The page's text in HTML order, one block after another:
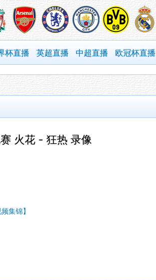
杯直播 英超直播 中超直播 欧冠杯直播
火花 - 狂热 录像
集锦】